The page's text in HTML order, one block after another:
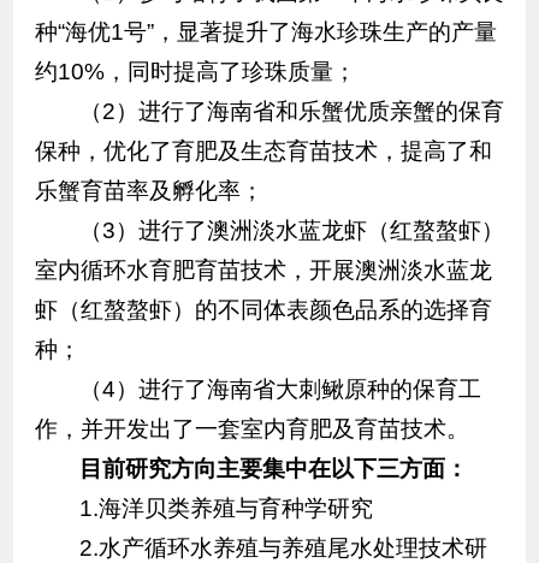
种“海优1号”，显著提升了海水珍珠生产的产量
约10%，同时提高了珍珠质量；
（2）进行了海南省和乐蟹优质亲蟹的保育
保种，优化了育肥及生态育苗技术，提高了和
乐蟹育苗率及孵化率；
（3）进行了澳洲淡水蓝龙虾（红螯螯虾）
室内循环水育肥育苗技术，开展澳洲淡水蓝龙
虾（红螯螯虾）的不同体表颜色品系的选择育
种；
（4）进行了海南省大刺鳅原种的保育工
作，并开发出了一套室内育肥及育苗技术。
目前研究方向主要集中在以下三方面：
1.海洋贝类养殖与育种学研究
2.水产循环水养殖与养殖尾水处理技术研